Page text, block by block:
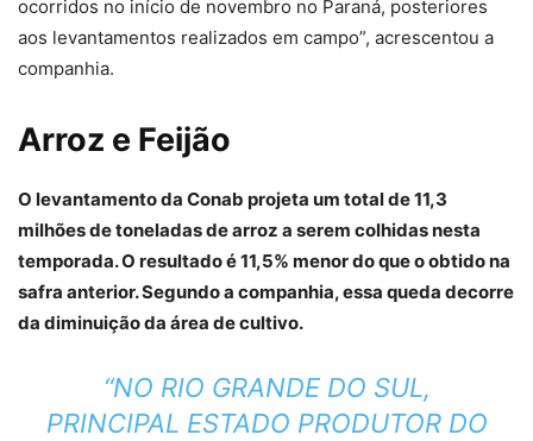
ocorridos no início de novembro no Paraná, posteriores
aos levantamentos realizados em campo”, acrescentou a
companhia.
Arroz e Feijão
O levantamento da Conab projeta um total de 11,3
milhões de toneladas de arroz a serem colhidas nesta
temporada. O resultado é 11,5% menor do que o obtido na
safra anterior. Segundo a companhia, essa queda decorre
da diminuição da área de cultivo.
“NO RIO GRANDE DO SUL,
PRINCIPAL ESTADO PRODUTOR DO